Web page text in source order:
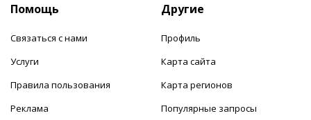
Помощь
Связаться с нами
Услуги
Правила пользования
Реклама
Другие
Профиль
Карта сайта
Карта регионов
Популярные запросы